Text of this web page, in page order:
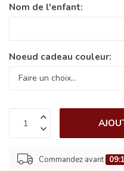
Nom de l'enfant:
Noeud cadeau couleur:
Commandez avant